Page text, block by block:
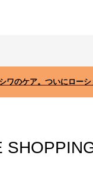
のケア。ついにローシ